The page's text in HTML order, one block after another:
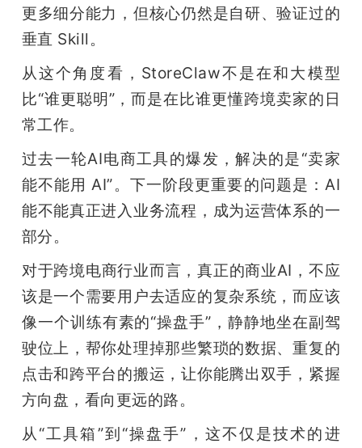
更多细分能力，但核心仍然是自研、验证过的
垂直 Skill。
从这个角度看，StoreClaw不是在和大模型
比“谁更聪明”，而是在比谁更懂跨境卖家的日
常工作。
过去一轮AI电商工具的爆发，解决的是“卖家
能不能用 AI”。下一阶段更重要的问题是：AI
能不能真正进入业务流程，成为运营体系的一
部分。
对于跨境电商行业而言，真正的商业AI，不应
该是一个需要用户去适应的复杂系统，而应该
像一个训练有素的“操盘手”，静静地坐在副驾
驶位上，帮你处理掉那些繁琐的数据、重复的
点击和跨平台的搬运，让你能腾出双手，紧握
方向盘，看向更远的路。
从“工具箱”到“操盘手”，这不仅是技术的进